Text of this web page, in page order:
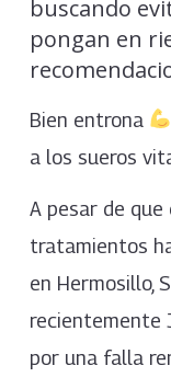
buscando
pongan en
Bien entrona
a los sueros
A pesar de
tratamientos
en Hermosillo,
recientemente
por una falla